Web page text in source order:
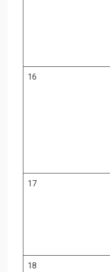
16
17
18